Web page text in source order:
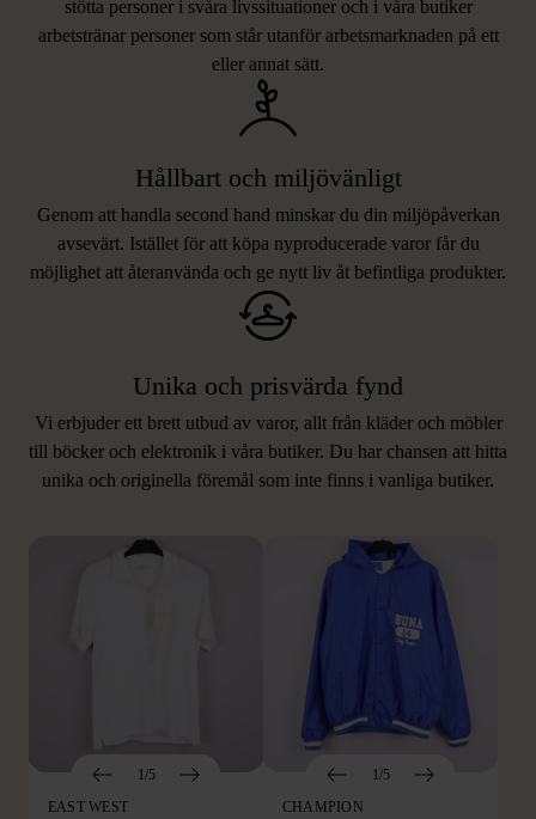
stötta personer i svåra livssituationer och i våra butiker
arbetstränar personer som står utanför arbetsmarknaden på ett
eller annat sätt.
Hållbart och miljövänligt
Genom att handla second hand minskar du din miljöpåverkan
avsevärt. Istället för att köpa nyproducerade varor får du
möjlighet att återanvända och ge nytt liv åt befintliga produkter.
Unika och prisvärda fynd
Vi erbjuder ett brett utbud av varor, allt från kläder och möbler
till böcker och elektronik i våra butiker. Du har chansen att hitta
unika och originella föremål som inte finns i vanliga butiker.
LIKNANDE PRODUKTER
Hitta produkter som påminner om denna
1/5
EAST WEST
1/5
CHAMPION